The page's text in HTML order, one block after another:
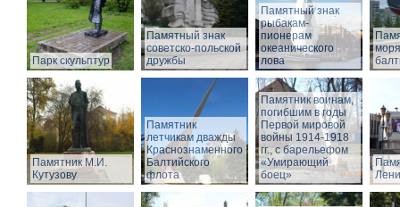
Парк скульптур
Памятный знак
советско-польской
дружбы
Памятный знак
рыбакам-
пионерам
океанического
лова
Памятник М.И.
Кутузову
Памятник
летчикам дважды
Краснознаменного
Балтийского
флота
Памятник воинам,
погибшим в годы
Первой мировой
войны 1914-1918
гг., с барельефом
«Умирающий
боец»